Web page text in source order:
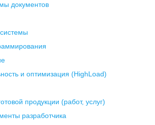
документов
и оптимизация (HighLoad)
продукции (работ, услуг)
разработчика